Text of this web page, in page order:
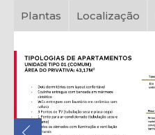
Plantas Localização